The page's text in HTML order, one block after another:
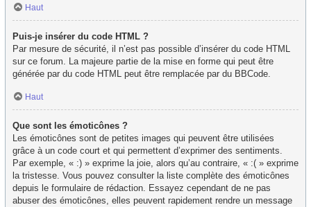
Haut
Puis-je insérer du code HTML ?
Par mesure de sécurité, il n’est pas possible d’insérer du code HTML
sur ce forum. La majeure partie de la mise en forme qui peut être
générée par du code HTML peut être remplacée par du BBCode.
Haut
Que sont les émoticônes ?
Les émoticônes sont de petites images qui peuvent être utilisées
grâce à un code court et qui permettent d’exprimer des sentiments.
Par exemple, « :) » exprime la joie, alors qu’au contraire, « :( » exprime
la tristesse. Vous pouvez consulter la liste complète des émoticônes
depuis le formulaire de rédaction. Essayez cependant de ne pas
abuser des émoticônes, elles peuvent rapidement rendre un message